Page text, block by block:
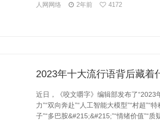
人网网络 2年前 4172
2023年十大流行语背后藏着
近日，《咬文嚼字》编辑部发布了“2023
力”“双向奔赴”“人工智能大模型”“村超”“
子”“多巴胺&#215;&#215;”“情绪价值”“